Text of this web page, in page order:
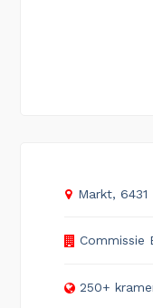
Markt,
Commissie
250+